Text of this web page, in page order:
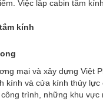
Việc lắp cabin tắm
kính
mại và xây dựng Việt
kính và cửa kính thủy
trình, những khu